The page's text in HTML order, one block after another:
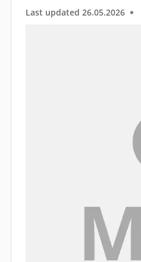
Last updated 26.05.2026